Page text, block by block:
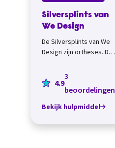
Silversplints van
We Design
De Silversplints van We
Design zijn ortheses. Dat
gedragen hulpmiddel
om afwijkende standen
of abnor...
4.9
3
beoordelingen
Bekijk hulpmiddel